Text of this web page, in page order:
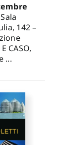
142 –
CASO,
...